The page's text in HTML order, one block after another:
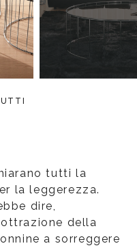
2
tutti la
la leggerezza.
dire,
della
a sorreggere